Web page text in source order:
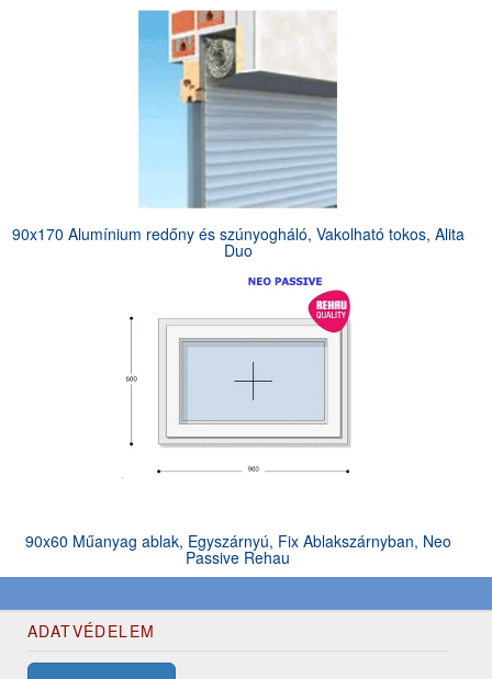
90x170 Alumínium redőny és szúnyogháló, Vakolható tokos, Alita
Duo
90x60 Műanyag ablak, Egyszárnyú, Fix Ablakszárnyban, Neo
Passive Rehau
ADATVÉDELEM